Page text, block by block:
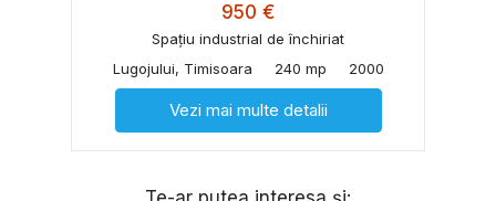
950 €
Spațiu industrial de închiriat
Lugojului, Timisoara
240 mp 2000
Vezi mai multe detalii